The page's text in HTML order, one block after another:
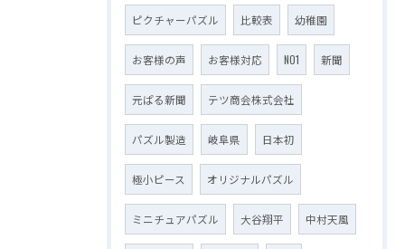
ピクチャーパズル 比較表 幼稚園
お客様の声 お客様対応 NO1 新聞
元ぱる新聞 テツ商会株式会社
パズル製造 岐阜県 日本初
極小ピース オリジナルパズル
ミニチュアパズル 大谷翔平 中村天風